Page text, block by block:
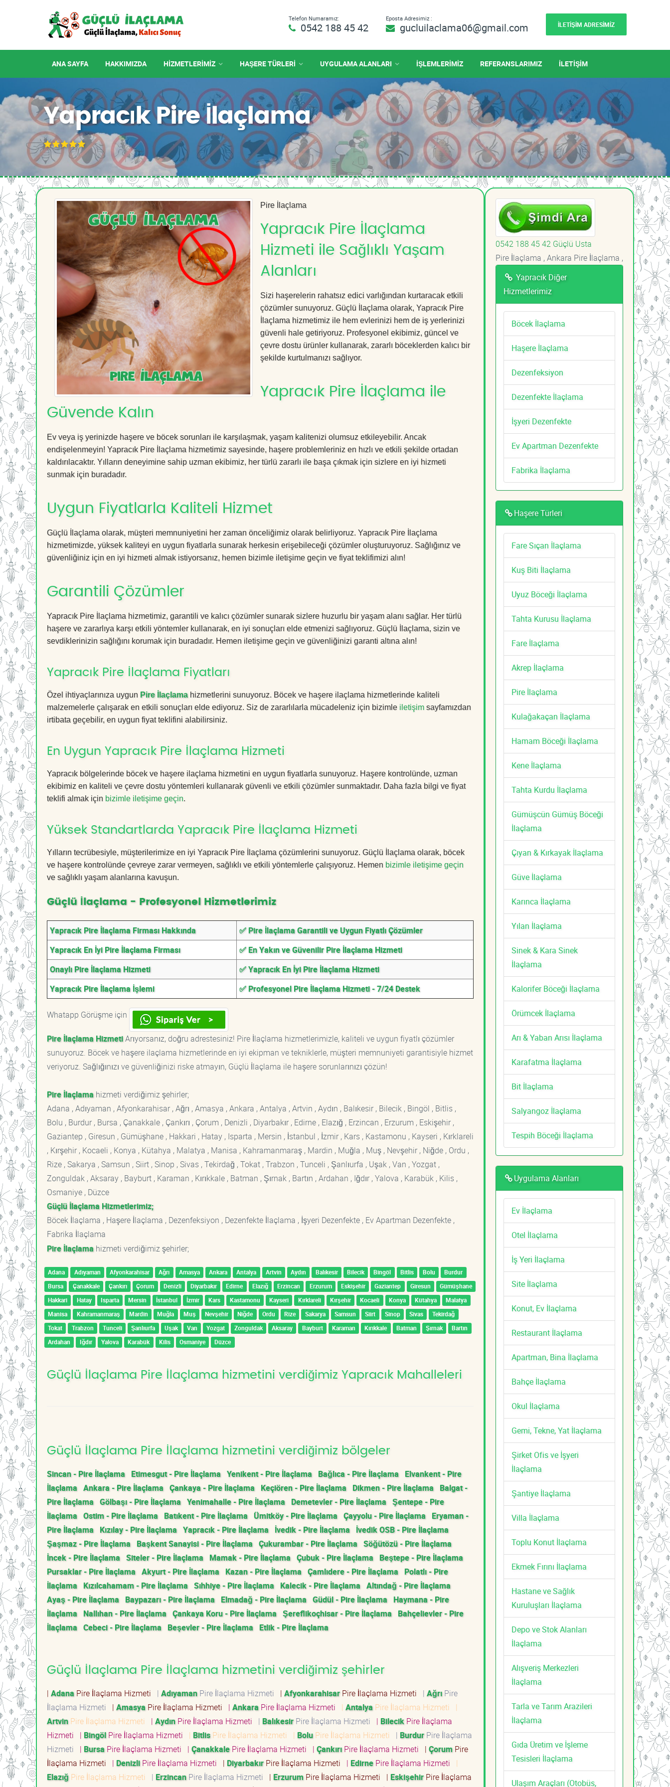
Telefon Numaramız:
0542 188 45 42
Eposta Adresimiz :
gucluilaclama06@gmail.com İLETİŞİM ADRESİMİZ
ANA SAYFA HAKKIMIZDA HIZMETLERIMIZ HAŞERE TÜRLERİ UYGULAMA ALANLARI İŞLEMLERİMİZ REFERANSLARIMIZ İLETİŞİM
Yapracık Pire İlaçlama
Pire İlaçlama
Yapracık Pire İlaçlama
Hizmeti ile Sağlıklı Yaşam
Alanları
Sizi haşerelerin rahatsız edici varlığından kurtaracak etkili
çözümler sunuyoruz. Güçlü İlaçlama olarak, Yapracık Pire
İlaçlama hizmetimiz ile hem evlerinizi hem de iş yerlerinizi
güvenli hale getiriyoruz. Profesyonel ekibimiz, güncel ve
çevre dostu ürünler kullanarak, zararlı böceklerden kalıcı bir
şekilde kurtulmanızı sağlıyor.
Yapracık Pire İlaçlama ile
Güvende Kalın
Ev veya iş yerinizde haşere ve böcek sorunları ile karşılaşmak, yaşam kalitenizi olumsuz etkileyebilir. Ancak
endişelenmeyin! Yapracık Pire İlaçlama hizmetimiz sayesinde, haşere problemleriniz en hızlı ve etkili şekilde ortadan
kaldırılacaktır. Yılların deneyimine sahip uzman ekibimiz, her türlü zararlı ile başa çıkmak için sizlere en iyi hizmeti
sunmak için buradadır.
Uygun Fiyatlarla Kaliteli Hizmet
Güçlü İlaçlama olarak, müşteri memnuniyetini her zaman önceliğimiz olarak belirliyoruz. Yapracık Pire İlaçlama
hizmetimizde, yüksek kaliteyi en uygun fiyatlarla sunarak herkesin erişebileceği çözümler oluşturuyoruz. Sağlığınız ve
güvenliğiniz için en iyi hizmeti almak istiyorsanız, hemen bizimle iletişime geçin ve fiyat teklifimizi alın!
Garantili Çözümler
Yapracık Pire İlaçlama hizmetimiz, garantili ve kalıcı çözümler sunarak sizlere huzurlu bir yaşam alanı sağlar. Her türlü
haşere ve zararlıya karşı etkili yöntemler kullanarak, en iyi sonuçları elde etmenizi sağlıyoruz. Güçlü İlaçlama, sizin ve
sevdiklerinizin sağlığını korumak için buradadır. Hemen iletişime geçin ve güvenliğinizi garanti altına alın!
Yapracık Pire İlaçlama Fiyatları
Özel ihtiyaçlarınıza uygun Pire İlaçlamahizmetlerini sunuyoruz. Böcek ve haşere ilaçlama hizmetlerinde kaliteli
malzemelerle çalışarak en etkili sonuçları elde ediyoruz. Siz de zararlılarla mücadeleniz için bizimle iletişim sayfamızdan
irtibata geçebilir, en uygun fiyat teklifini alabilirsiniz.
En Uygun Yapracık Pire İlaçlama Hizmeti
Yapracık bölgelerinde böcek ve haşere ilaçlama hizmetini en uygun fiyatlarla sunuyoruz. Haşere kontrolünde, uzman
ekibimiz en kaliteli ve çevre dostu yöntemleri kullanarak güvenli ve etkili çözümler sunmaktadır. Daha fazla bilgi ve fiyat
teklifi almak için bizimle iletişime geçin.
Yüksek Standartlarda Yapracık Pire İlaçlama Hizmeti
Yılların tecrübesiyle, müşterilerimize en iyi Yapracık Pire İlaçlama çözümlerini sunuyoruz. Güçlü İlaçlama olarak, böcek
ve haşere kontrolünde çevreye zarar vermeyen, sağlıklı ve etkili yöntemlerle çalışıyoruz. Hemen bizimle iletişime geçin
ve sağlıklı yaşam alanlarına kavuşun.
Güçlü İlaçlama - Profesyonel Hizmetlerimiz
Yapracık Pire İlaçlama Firması Hakkında
✅ Pire İlaçlama Garantili ve Uygun Fiyatlı Çözümler
Yapracık En İyi Pire İlaçlama Firması
✅ En Yakın ve Güvenilir Pire İlaçlama Hizmeti
Onaylı Pire İlaçlama Hizmeti
✅ Yapracık En İyi Pire İlaçlama Hizmeti
Yapracık Pire İlaçlama İşlemi
✅ Profesyonel Pire İlaçlama Hizmeti - 7/24 Destek
Whatapp Görüşme için
Pire İlaçlama HizmetiArıyorsanız, doğru adrestesiniz! Pire İlaçlama hizmetlerimizle, kaliteli ve uygun fiyatlı çözümler
sunuyoruz. Böcek ve haşere ilaçlama hizmetlerinde en iyi ekipman ve tekniklerle, müşteri memnuniyeti garantisiyle hizmet
veriyoruz. Sağlığınızı ve güvenliğinizi riske atmayın, Güçlü İlaçlama ile haşere sorunlarınızı çözün!
Pire İlaçlama hizmeti verdiğimiz şehirler;
Adana , Adıyaman , Afyonkarahisar , Ağrı , Amasya , Ankara , Antalya , Artvin , Aydın , Balıkesir , Bilecik , Bingöl , Bitlis ,
Bolu , Burdur , Bursa , Çanakkale , Çankırı , Çorum , Denizli , Diyarbakır , Edirne , Elazığ , Erzincan , Erzurum , Eskişehir ,
Gaziantep , Giresun , Gümüşhane , Hakkari , Hatay , Isparta , Mersin , İstanbul , İzmir , Kars , Kastamonu , Kayseri , Kırklareli
, Kırşehir , Kocaeli , Konya , Kütahya , Malatya , Manisa , Kahramanmaraş , Mardin , Muğla , Muş , Nevşehir , Niğde , Ordu ,
Rize , Sakarya , Samsun , Siirt , Sinop , Sivas , Tekirdağ , Tokat , Trabzon , Tunceli , Şanlıurfa , Uşak , Van , Yozgat ,
Zonguldak , Aksaray , Bayburt , Karaman , Kırıkkale , Batman , Şırnak , Bartın , Ardahan , Iğdır , Yalova , Karabük , Kilis ,
Osmaniye , Düzce
Güçlü İlaçlama Hizmetlerimiz;
Böcek İlaçlama , Haşere İlaçlama , Dezenfeksiyon , Dezenfekte İlaçlama , İşyeri Dezenfekte , Ev Apartman Dezenfekte ,
Fabrika İlaçlama
Pire İlaçlama hizmeti verdiğimiz şehirler;
Adana Adıyaman Afyonkarahisar Ağrı Amasya Ankara Antalya Artvin Aydın Balıkesir Bilecik Bingöl Bitlis Bolu
Burdur
Bursa
Çanakkale Çankırı Çorum Denizli Diyarbakır Edirne Elazığ Erzincan Erzurum Eskişehir Gaziantep Giresun
Gümüşhane
Hakkari
Hatay Isparta Mersin İstanbul İzmir Kars Kastamonu Kayseri Kırklareli Kırşehir Kocaeli Konya Kütahya
Malatya
Manisa
Kahramanmaraş Mardin Muğla Muş Nevşehir Niğde Ordu Rize Sakarya Samsun Siirt Sinop Sivas
Tekirdağ
Tokat
Trabzon Tunceli Şanlıurfa Uşak Van Yozgat Zonguldak Aksaray Bayburt Karaman Kırıkkale Batman Şırnak
Bartın
Ardahan
Iğdır Yalova Karabük Kilis Osmaniye Düzce
Güçlü İlaçlama Pire İlaçlama hizmetini verdiğimiz Yapracık Mahalleleri
Güçlü İlaçlama Pire İlaçlama hizmetini verdiğimiz bölgeler
Sincan - Pire İlaçlama Etimesgut - Pire İlaçlama Yenikent - Pire İlaçlama Bağlıca - Pire İlaçlama Elvankent - Pire
İlaçlama Ankara - Pire İlaçlama Çankaya - Pire İlaçlama Keçiören - Pire İlaçlama Dikmen - Pire İlaçlama Balgat -
Pire İlaçlama Gölbaşı - Pire İlaçlama Yenimahalle - Pire İlaçlama Demetevler - Pire İlaçlama Şentepe - Pire
İlaçlama Ostim - Pire İlaçlama Batıkent - Pire İlaçlama Ümitköy - Pire İlaçlama Çayyolu - Pire İlaçlama Eryaman -
Pire İlaçlama Kızılay - Pire İlaçlama Yapracık - Pire İlaçlama İvedik - Pire İlaçlama İvedik OSB - Pire İlaçlama
Şaşmaz - Pire İlaçlama Başkent Sanayisi - Pire İlaçlama Çukurambar - Pire İlaçlama Söğütözü - Pire İlaçlama
İncek - Pire İlaçlama Siteler - Pire İlaçlama Mamak - Pire İlaçlama Çubuk - Pire İlaçlama Beştepe - Pire İlaçlama
Pursaklar - Pire İlaçlama Akyurt - Pire İlaçlama Kazan - Pire İlaçlama Çamlıdere - Pire İlaçlama Polatlı - Pire
İlaçlama Kızılcahamam - Pire İlaçlama Sıhhiye - Pire İlaçlama Kalecik - Pire İlaçlama Altındağ - Pire İlaçlama
Ayaş - Pire İlaçlama Baypazarı - Pire İlaçlama Elmadağ - Pire İlaçlama Güdül - Pire İlaçlama Haymana - Pire
İlaçlama Nallıhan - Pire İlaçlama Çankaya Koru - Pire İlaçlama Şereflikoçhisar - Pire İlaçlama Bahçelievler - Pire
İlaçlama Cebeci - Pire İlaçlama Beşevler - Pire İlaçlama Etlik - Pire İlaçlama
Güçlü İlaçlama Pire İlaçlama hizmetini verdiğimiz şehirler
| Adana Pire İlaçlama Hizmeti | AdıyamanPire İlaçlama Hizmeti | Afyonkarahisar Pire İlaçlama Hizmeti | AğrıPire
İlaçlama Hizmeti
| Amasya Pire İlaçlama Hizmeti | Ankara Pire İlaçlama Hizmeti | Antalya Pire İlaçlama Hizmeti
|
ArtvinPire İlaçlama Hizmeti | AydınPire İlaçlama Hizmeti | Balıkesir Pire İlaçlama Hizmeti | Bilecik Pire İlaçlama
Hizmeti
| BingölPire İlaçlama Hizmeti | BitlisPire İlaçlama Hizmeti | BoluPire İlaçlama Hizmeti | Burdur Pire İlaçlama
Hizmeti
| Bursa Pire İlaçlama Hizmeti | ÇanakkalePire İlaçlama Hizmeti | ÇankırıPire İlaçlama Hizmeti | ÇorumPire
İlaçlama Hizmeti
| DenizliPire İlaçlama Hizmeti | Diyarbakır Pire İlaçlama Hizmeti | EdirnePire İlaçlama Hizmeti
|
Elazığ Pire İlaçlama Hizmeti | ErzincanPire İlaçlama Hizmeti | ErzurumPire İlaçlama Hizmeti | Eskişehir Pire İlaçlama
0542 188 45 42 Güçlü Usta
Pire İlaçlama , Ankara Pire İlaçlama ,
Yapracık Diğer
Hizmetlerimiz
Böcek İlaçlama
Haşere İlaçlama
Dezenfeksiyon
Dezenfekte İlaçlama
İşyeri Dezenfekte
Ev Apartman Dezenfekte
Fabrika İlaçlama
Haşere Türleri
Fare Sıçan İlaçlama
Kuş Biti İlaçlama
Uyuz Böceği İlaçlama
Tahta Kurusu İlaçlama
Fare İlaçlama
Akrep İlaçlama
Pire İlaçlama
Kulağakaçan İlaçlama
Hamam Böceği İlaçlama
Kene İlaçlama
Tahta Kurdu İlaçlama
Gümüşcün Gümüş Böceği
İlaçlama
Çıyan & Kırkayak İlaçlama
Güve İlaçlama
Karınca İlaçlama
Yılan İlaçlama
Sinek & Kara Sinek
İlaçlama
Kalorifer Böceği İlaçlama
Örümcek İlaçlama
Arı & Yaban Arısı İlaçlama
Karafatma İlaçlama
Bit İlaçlama
Salyangoz İlaçlama
Tespih Böceği İlaçlama
Uygulama Alanları
Ev İlaçlama
Otel İlaçlama
İş Yeri İlaçlama
Site İlaçlama
Konut, Ev İlaçlama
Restaurant İlaçlama
Apartman, Bina İlaçlama
Bahçe İlaçlama
Okul İlaçlama
Gemi, Tekne, Yat İlaçlama
Şirket Ofis ve İşyeri
İlaçlama
Şantiye İlaçlama
Villa İlaçlama
Toplu Konut İlaçlama
Ekmek Fırını İlaçlama
Hastane ve Sağlık
Kuruluşları İlaçlama
Depo ve Stok Alanları
İlaçlama
Alışveriş Merkezleri
İlaçlama
Tarla ve Tarım Arazileri
İlaçlama
Gıda Üretim ve İşleme
Tesisleri İlaçlama
Ulaşım Araçları (Otobüs,